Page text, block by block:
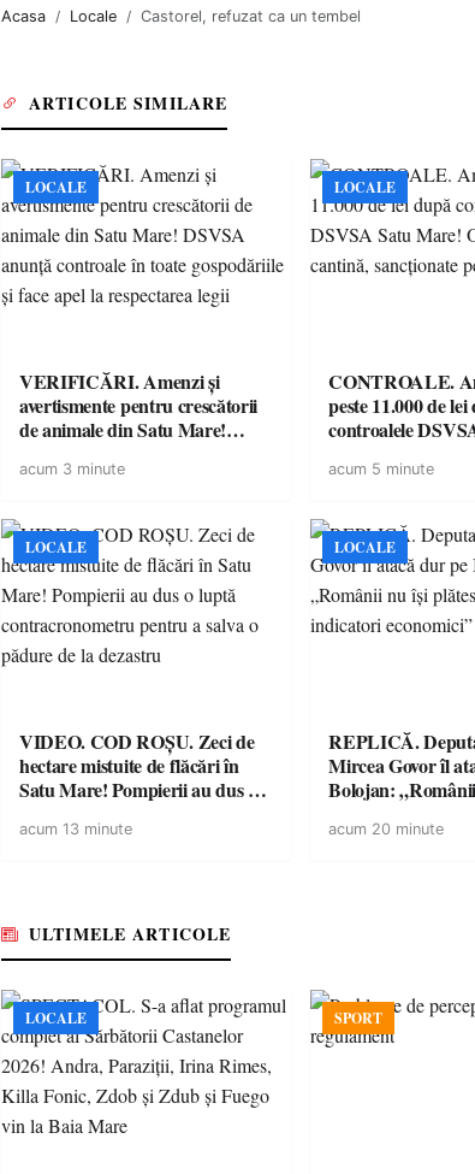
Acasa Locale Castorel, refuzat ca un tembel
ARTICOLE SIMILARE
LOCALE
VERIFICĂRI. Amenzi și
avertismente pentru crescătorii
de animale din Satu Mare!
toate gospodăriile și face apel la
acum 3 minute
LOCALE
CONTROALE.
peste 11.000 de
controalele
sancționate pentru
acum 5 minute
LOCALE
VIDEO. COD ROȘU. Zeci de
hectare mistuite de flăcări în
Satu Mare! Pompierii au dus o
a salva o pădure de la dezastru
acum 13 minute
LOCALE
REPLICĂ.
Mircea Govor îl
Bolojan:
economici”
acum 20 minute
ULTIMELE ARTICOLE
LOCALE SPORT